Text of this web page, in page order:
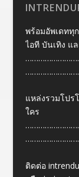
พร้อมอัพเดททุ
ไอที บันเทิง แ
แหล่งรวมโปร
ใคร
ติดต่อ